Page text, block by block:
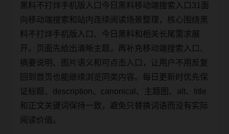
黑料不打烊手机版入口今日黑料移动端搜索入口31面
向移动端搜索和站内连续阅读场景整理，核心围绕黑
料不打烊手机版入口、今日黑料和相关长尾需求展
开。页面先给出清晰主题，再补充移动端搜索入口、
摘要说明、图片语义和可点击入口，让用户不用反复
回到首页也能继续浏览同类内容。每日更新时优先保
证标题、description、canonical、主题图、alt、title
和正文关键词保持一致，避免只替换词语而没有实际
阅读价值。